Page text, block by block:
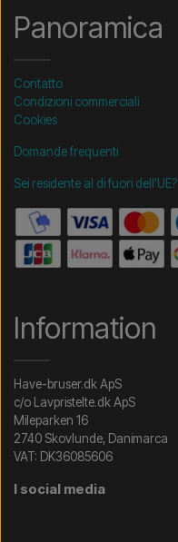
Panoramica
Contatto
Condizioni commerciali
Cookies
Domande frequenti
Sei residente al di fuori dell'UE?
Information
Have-bruser.dk ApS
c/o Lavpristelte.dk ApS
Mileparken 16
2740 Skovlunde, Danimarca
VAT: DK36085606
I social media